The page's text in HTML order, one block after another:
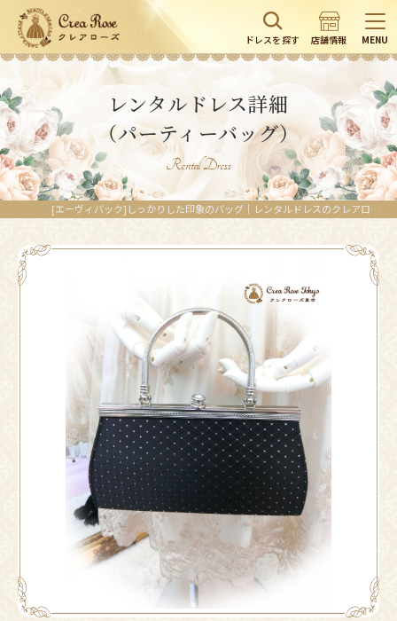
ドレスを探す 店舗情報 MENU
レンタルドレス詳細
（パーティーバッグ）
Rental Dress
[エーヴィバック]しっかりした印象のバッグ｜レンタルドレスのクレアローズ東京